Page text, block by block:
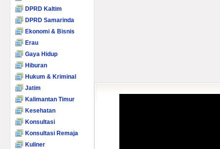
DPRD Kaltim
DPRD Samarinda
Ekonomi & Bisnis
Erau
Gaya Hidup
Hiburan
Hukum & Kriminal
Jatim
Kalimantan Timur
Kesehatan
Konsultasi
Konsultasi Remaja
Kuliner